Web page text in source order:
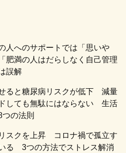
人へのサポートでは「思いや
肥満の人はだらしなく自己管理
誤解
ると糖尿病リスクが低下 減量
しても無駄にはならない 生活
の法則
スクを上昇 コロナ禍で孤立す
る 3つの方法でストレス解消